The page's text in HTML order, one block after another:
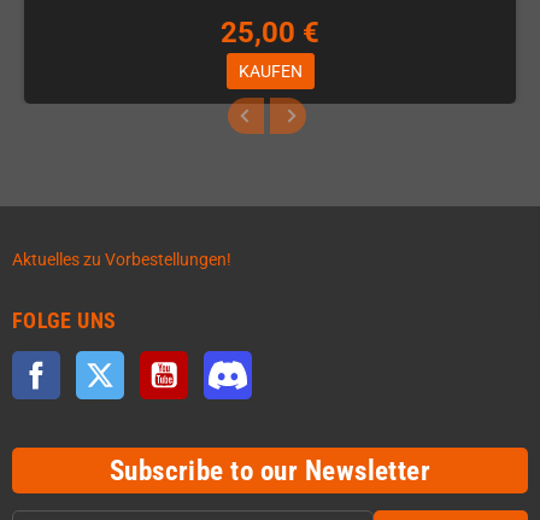
25,00 €
KAUFEN
Aktuelles zu Vorbestellungen!
FOLGE UNS
Facebook Twitter YouTube
Subscribe to our Newsletter